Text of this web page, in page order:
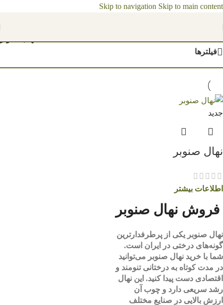
Skip to navigation Skip to main content
فیلترها
جدید
نهال صنوبر
اطلاعات بیشتر
فروش نهال صنوبر
نهال صنوبر یکی از پرطرفدارترین
گونه‌های درختی در ایران است.
شما با خرید نهال صنوبر می‌توانید
در مدت کوتاه به درختانی تنومند و
اقتصادی دست پیدا کنید. این نهال
رشد سریعی دارد و چوب آن
ارزش بالایی در صنایع مختلف